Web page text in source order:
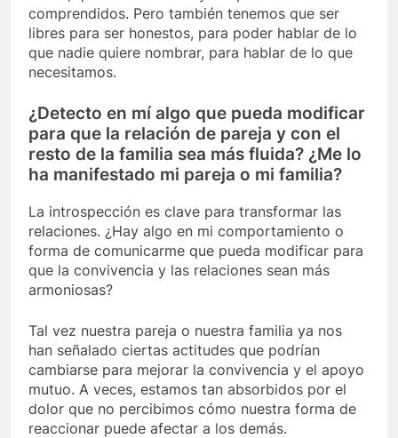
comprendidos. Pero también tenemos que ser
libres para ser honestos, para poder hablar de lo
que nadie quiere nombrar, para hablar de lo que
necesitamos.
¿Detecto en mí algo que pueda modificar
para que la relación de pareja y con el
resto de la familia sea más fluida? ¿Me lo
ha manifestado mi pareja o mi familia?
La introspección es clave para transformar las
relaciones. ¿Hay algo en mi comportamiento o
forma de comunicarme que pueda modificar para
que la convivencia y las relaciones sean más
armoniosas?
Tal vez nuestra pareja o nuestra familia ya nos
han señalado ciertas actitudes que podrían
cambiarse para mejorar la convivencia y el apoyo
mutuo. A veces, estamos tan absorbidos por el
dolor que no percibimos cómo nuestra forma de
reaccionar puede afectar a los demás.